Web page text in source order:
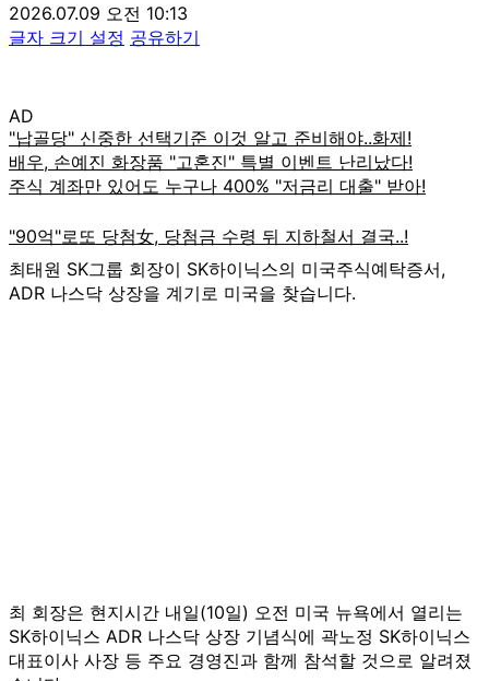
2026.07.09 오전 10:13
글자 크기 설정 공유하기
AD
최태원 SK그룹 회장이 SK하이닉스의 미국주식예탁증서,
ADR 나스닥 상장을 계기로 미국을 찾습니다.
최 회장은 현지시간 내일(10일) 오전 미국 뉴욕에서 열리는
SK하이닉스 ADR 나스닥 상장 기념식에 곽노정 SK하이닉스
대표이사 사장 등 주요 경영진과 함께 참석할 것으로 알려졌